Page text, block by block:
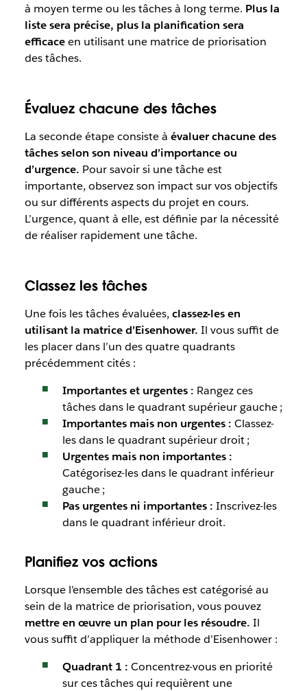
à moyen terme ou les tâches à long terme. Plus la
liste sera précise, plus la planification sera
efficaceen utilisant une matrice de priorisation
des tâches.
Évaluez chacune des tâches
La seconde étape consiste à évaluer chacune des
tâches selon son niveau d’importance ou
d’urgence. Pour savoir si une tâche est
importante, observez son impact sur vos objectifs
ou sur différents aspects du projet en cours.
L’urgence, quant à elle, est définie par la nécessité
de réaliser rapidement une tâche.
Classez les tâches
Une fois les tâches évaluées, classez-les en
utilisant la matrice d’Eisenhower. Il vous suffit de
les placer dans l’un des quatre quadrants
précédemment cités :
Importantes et urgentes : Rangez ces
tâches dans le quadrant supérieur gauche ;
Importantes mais non urgentes : Classez-
les dans le quadrant supérieur droit ;
Urgentes mais non importantes :
Catégorisez-les dans le quadrant inférieur
gauche ;
Pas urgentes ni importantes : Inscrivez-les
dans le quadrant inférieur droit.
Planifiez vos actions
Lorsque l’ensemble des tâches est catégorisé au
sein de la matrice de priorisation, vous pouvez
mettre en œuvre un plan pour les résoudre. Il
vous suffit d’appliquer la méthode d’Eisenhower :
Quadrant 1 : Concentrez-vous en priorité
sur ces tâches qui requièrent une